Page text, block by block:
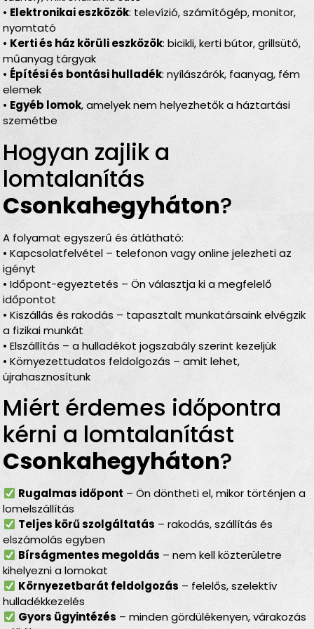
• Elektronikai eszközök: televízió, számítógép, monitor,
nyomtató
• Kerti és ház körüli eszközök: bicikli, kerti bútor, grillsütő,
műanyag tárgyak
• Építési és bontási hulladék: nyílászárók, faanyag, fém
elemek
• Egyéb lomok, amelyek nem helyezhetők a háztartási
szemétbe
Hogyan zajlik a
lomtalanítás
Csonkahegyháton?
A folyamat egyszerű és átlátható:
• Kapcsolatfelvétel – telefonon vagy online jelezheti az
igényt
• Időpont-egyeztetés – Ön választja ki a megfelelő
időpontot
• Kiszállás és rakodás – tapasztalt munkatársaink elvégzik
a fizikai munkát
• Elszállítás – a hulladékot jogszabály szerint kezeljük
• Környezettudatos feldolgozás – amit lehet,
újrahasznosítunk
Miért érdemes időpontra
kérni a lomtalanítást
Csonkahegyháton?
Rugalmas időpont – Ön döntheti el, mikor történjen a
lomelszállítás
Teljes körű szolgáltatás – rakodás, szállítás és
elszámolás egyben
Bírságmentes megoldás – nem kell közterületre
kihelyezni a lomokat
Környezetbarát feldolgozás – felelős, szelektív
hulladékkezelés
Gyors ügyintézés – minden gördülékenyen, várakozás